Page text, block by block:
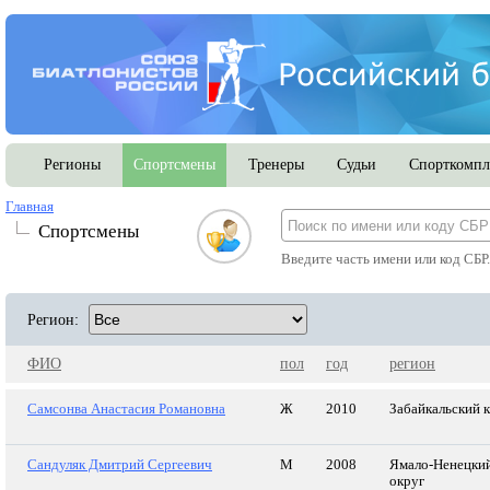
Регионы Спортсмены Тренеры Судьи
Главная
Спортсмены
Введите часть имени или код
Регион:
ФИО пол год регион
Самсонва Анастасия Романовна Ж 2010 Забайкальский
Сандуляк Дмитрий Сергеевич М 2008
Ямало-
округ